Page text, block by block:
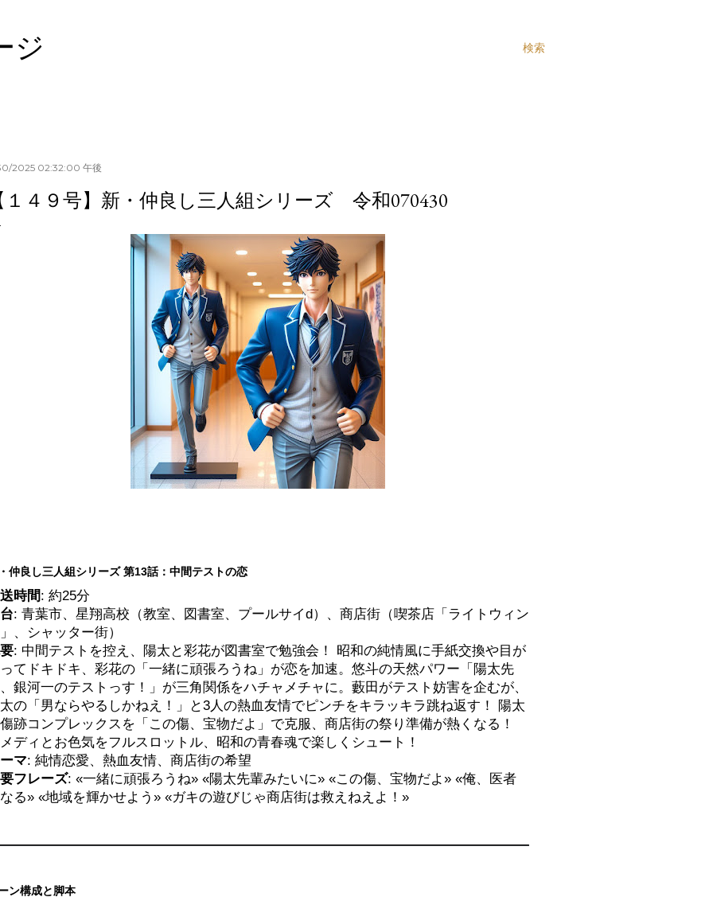
検索
ジ
2025 02:32:00 午後
１４９号】新・仲良し三人組シリーズ 令和070430
仲良し三人組シリーズ 第13話：中間テストの恋
時間: 約25分
: 青葉市、星翔高校（教室、図書室、プールサイd）、商店街（喫茶店「ライトウィン
、シャッター街）
: 中間テストを控え、陽太と彩花が図書室で勉強会！ 昭和の純情風に手紙交換や目が
てドキドキ、彩花の「一緒に頑張ろうね」が恋を加速。悠斗の天然パワー「陽太先
銀河一のテストっす！」が三角関係をハチャメチャに。藪田がテスト妨害を企むが、
の「男ならやるしかねえ！」と3人の熱血友情でピンチをキラッキラ跳ね返す！ 陽太
跡コンプレックスを「この傷、宝物だよ」で克服、商店街の祭り準備が熱くなる！
ディとお色気をフルスロットル、昭和の青春魂で楽しくシュート！
マ: 純情恋愛、熱血友情、商店街の希望
フレーズ: «一緒に頑張ろうね» «陽太先輩みたいに» «この傷、宝物だよ» «俺、医者
る» «地域を輝かせよう» «ガキの遊びじゃ商店街は救えねえよ！»
ン構成と脚本